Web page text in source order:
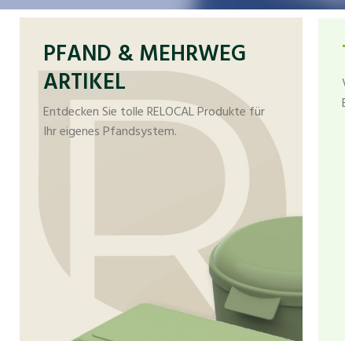
PFAND & MEHRWEG
ARTIKEL
Entdecken Sie tolle RELOCAL Produkte für
Ihr eigenes Pfandsystem.